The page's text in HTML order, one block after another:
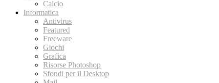
Calcio
Informatica
Antivirus
Featured
Freeware
Giochi
Grafica
Risorse Photoshop
Sfondi per il Desktop